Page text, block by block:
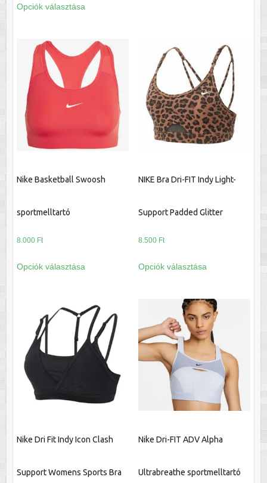
Opciók választása
a
több
variációja
van.
A
változatok
termékoldalon
választhatók
változatok
a
termékoldalon
választhatók
ki
Nike Basketball Swoosh
sportmelltartó
8.000 Ft
Opciók választása
a
variációja
van.
A
változatok
termékoldalon
választhatók
NIKE Bra Dri-FIT Indy Light-
Support Padded Glitter
8.500 Ft
Opciók választása
a
több
variációja
van.
A
változatok
a
termékoldalon
választhatók
Nike Dri Fit Indy Icon Clash
Support Womens Sports Bra
Nike Dri-FIT ADV Alpha
Ultrabreathe sportmelltartó